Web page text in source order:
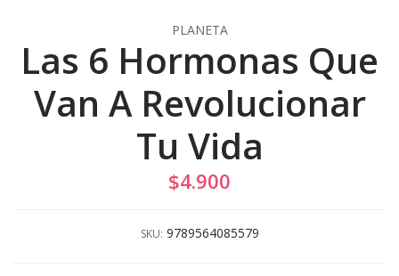
PLANETA
Las 6 Hormonas Que
Van A Revolucionar
Tu Vida
$4.900
SKU: 9789564085579